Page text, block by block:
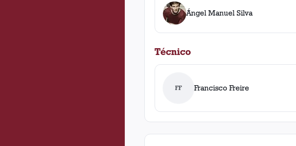
Ángel Manuel Silva
Técnico
FF Francisco Freire